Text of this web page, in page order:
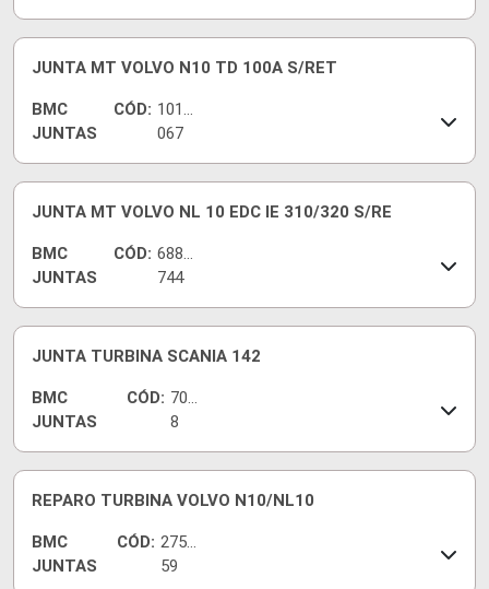
JUNTA MT VOLVO N10 TD 100A S/RET
BMC
JUNTAS
CÓD: 1010
067
JUNTA MT VOLVO NL 10 EDC IE 310/320 S/RE
BMC
JUNTAS
CÓD: 6889
744
JUNTA TURBINA SCANIA 142
BMC
JUNTAS
CÓD: 701
8
REPARO TURBINA VOLVO N10/NL10
BMC
JUNTAS
CÓD: 2757
59